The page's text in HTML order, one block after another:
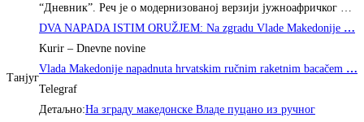
Танјуг
“Дневник”. Реч jе о модернизованоj верзиjи jужноафричког …
DVA NAPADA ISTIM ORUŽJEM: Na zgradu Vlade Makedonije …
Kurir – Dnevne novine
Vlada Makedonije napadnuta hrvatskim ručnim raketnim bacačem …
Telegraf
Детаљно:На зграду македонске Владе пуцано из ручног